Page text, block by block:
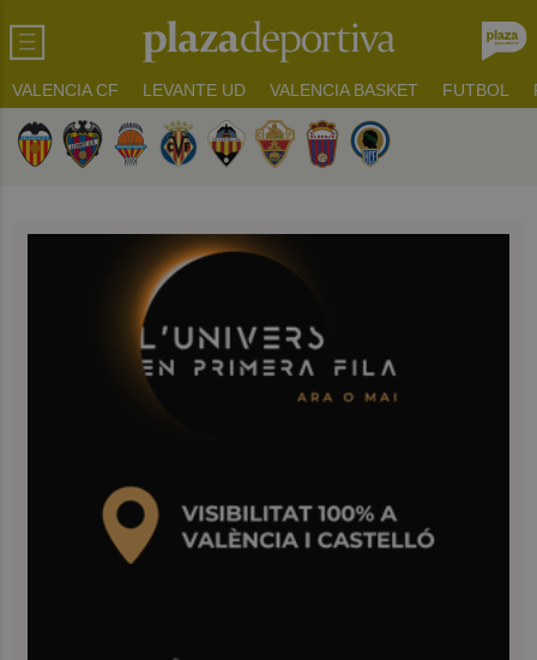
VALENCIA CF LEVANTE UD VALENCIA BASKET FUTBOL